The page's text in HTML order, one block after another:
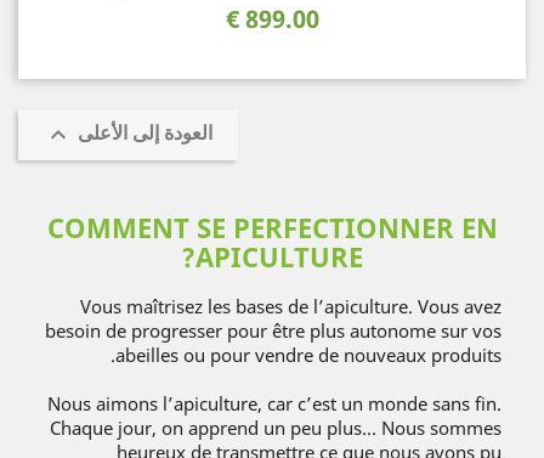
COMMENT SE PERFECTIONNER EN
APICULTURE?
Vous maîtrisez les bases de l’apiculture. Vous avez
besoin de progresser pour être plus autonome sur vos
abeilles ou pour vendre de nouveaux produits.
Nous aimons l’apiculture, car c’est un monde sans fin.
Chaque jour, on apprend un peu plus… Nous sommes
heureux de transmettre ce que nous avons pu
السعر
899.00 €
العودة إلى الأعلى 